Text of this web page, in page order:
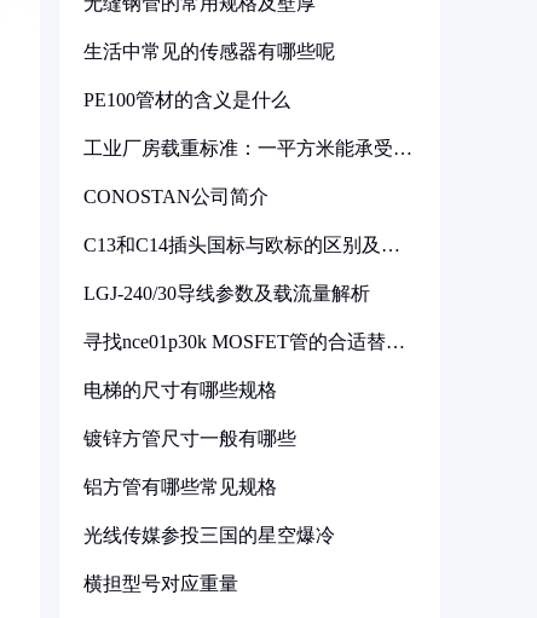
生活中常见的传感器有哪些呢
PE100管材的含义是什么
工业厂房载重标准：一平方米能承受多
CONOSTAN公司简介
C13和C14插头国标与欧标的区别及其
LGJ-240/30导线参数及载流量解析
寻找nce01p30k MOSFET管的合适替代
电梯的尺寸有哪些规格
镀锌方管尺寸一般有哪些
铝方管有哪些常见规格
光线传媒参投三国的星空爆冷
横担型号对应重量